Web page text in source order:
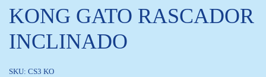
KONG GATO RASCADOR
INCLINADO
SKU: CS3 KO